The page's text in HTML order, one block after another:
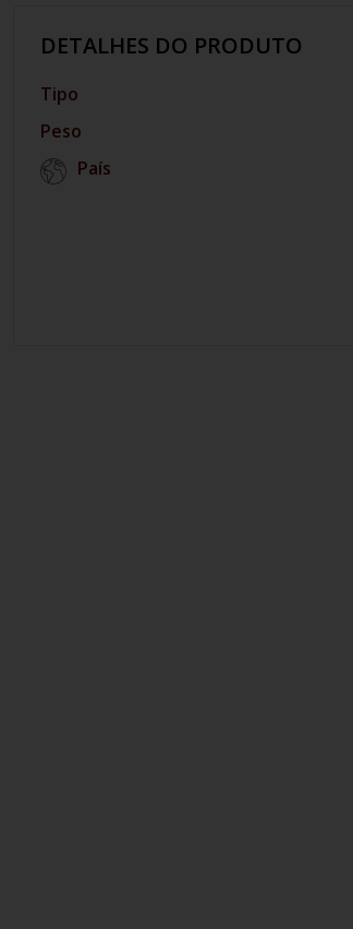
DETALHES DO PRODUTO
Tipo
Peso
País